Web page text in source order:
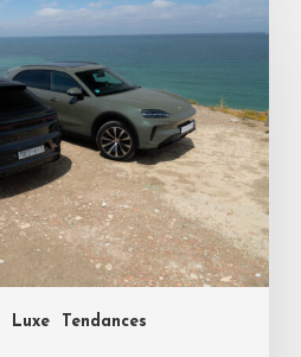
Luxe Tendances